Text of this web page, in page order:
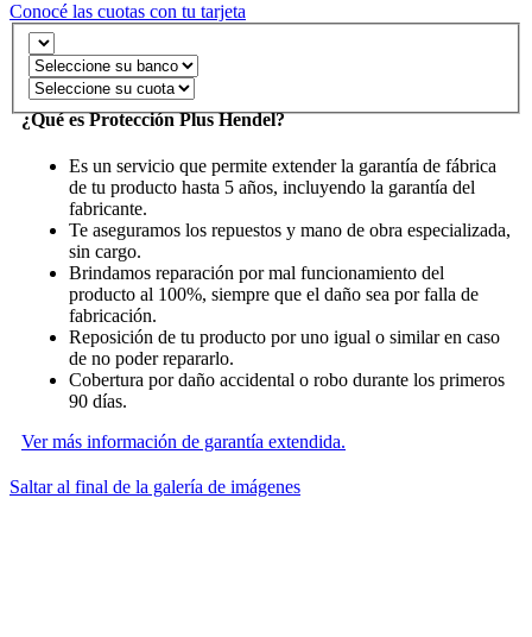
Conocé las cuotas con tu tarjeta
¿Qué es Protección Plus Hendel?
Es un servicio que permite extender la garantía de fábrica
de tu producto hasta 5 años, incluyendo la garantía del
fabricante.
Te aseguramos los repuestos y mano de obra especializada,
sin cargo.
Brindamos reparación por mal funcionamiento del
producto al 100%, siempre que el daño sea por falla de
fabricación.
Reposición de tu producto por uno igual o similar en caso
de no poder repararlo.
Cobertura por daño accidental o robo durante los primeros
90 días.
Ver más información de garantía extendida.
Saltar al final de la galería de imágenes